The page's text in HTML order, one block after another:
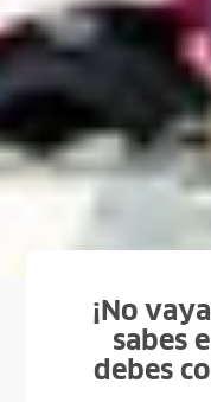
¡No
sabes
debes